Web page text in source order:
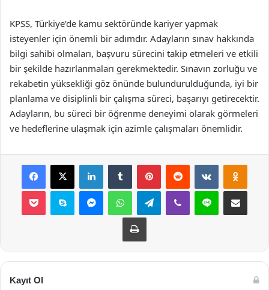
KPSS, Türkiye’de kamu sektöründe kariyer yapmak
isteyenler için önemli bir adımdır. Adayların sınav hakkında
bilgi sahibi olmaları, başvuru sürecini takip etmeleri ve etkili
bir şekilde hazırlanmaları gerekmektedir. Sınavın zorluğu ve
rekabetin yüksekliği göz önünde bulundurulduğunda, iyi bir
planlama ve disiplinli bir çalışma süreci, başarıyı getirecektir.
Adayların, bu süreci bir öğrenme deneyimi olarak görmeleri
ve hedeflerine ulaşmak için azimle çalışmaları önemlidir.
Facebook
X LinkedInTumblr PinterestReddit VKontakte
Pocket Skype MessengerWhatsAppTelegramViber Line E-Posta ile
Yazdır
Kayıt Ol